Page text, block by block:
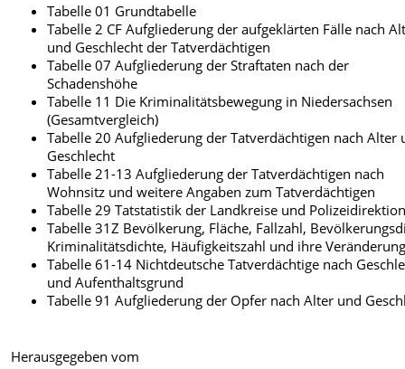
Tabelle 01 Grundtabelle
Tabelle 2 CF Aufgliederung der aufgeklärten Fälle nach
und Geschlecht der Tatverdächtigen
Tabelle 07 Aufgliederung der Straftaten nach der
Schadenshöhe
Tabelle 11 Die Kriminalitätsbewegung in Niedersachsen
(Gesamtvergleich)
Tabelle 20 Aufgliederung der Tatverdächtigen nach Alter
Geschlecht
Tabelle 21-13 Aufgliederung der Tatverdächtigen nach
Wohnsitz und weitere Angaben zum Tatverdächtigen
Tabelle 29 Tatstatistik der Landkreise und
Tabelle 31Z Bevölkerung, Fläche, Fallzahl, Bevö
Kriminalitätsdichte, Häufigkeitszahl und ihre
Tabelle 61-14 Nichtdeutsche Tatverdächtige nach
und Aufenthaltsgrund
Tabelle 91 Aufgliederung der Opfer nach Alter und
Herausgegeben vom